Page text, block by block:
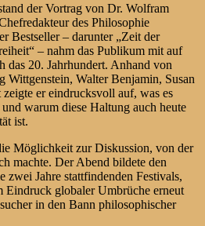
der Vortrag von Dr. Wolfram
des Philosophie
Bestseller – darunter „Zeit der
– nahm das Publikum mit auf
das 20. Jahrhundert. Anhand von
Walter Benjamin, Susan
er eindrucksvoll auf, was es
warum diese Haltung auch heute
ist.
Möglichkeit zur Diskussion, von der
machte. Der Abend bildete den
zwei Jahre stattfindenden Festivals,
Eindruck globaler Umbrüche erneut
in den Bann philosophischer